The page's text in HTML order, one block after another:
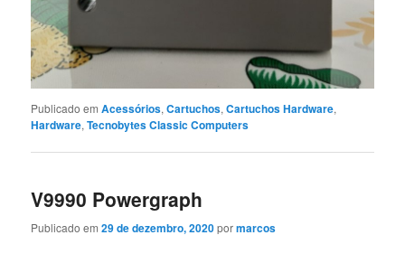
Publicado em Acessórios,Cartuchos,Cartuchos Hardware,
Hardware,Tecnobytes Classic Computers
V9990 Powergraph
Publicado em29 de dezembro, 2020pormarcos